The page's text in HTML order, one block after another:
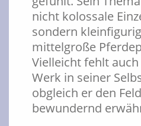
nicht kolossale
sondern
mittelgroße
Vielleicht fehlt
Werk in seiner
obgleich er den
bewundernd